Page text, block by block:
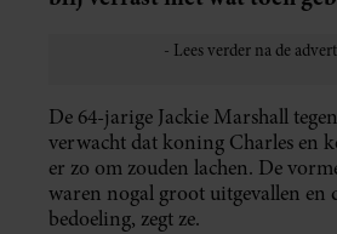
De 64-jarige Jackie Marshall
verwacht dat koning Charles en
er zo om zouden lachen. De
waren nogal groot uitgevallen en
bedoeling, zegt ze.